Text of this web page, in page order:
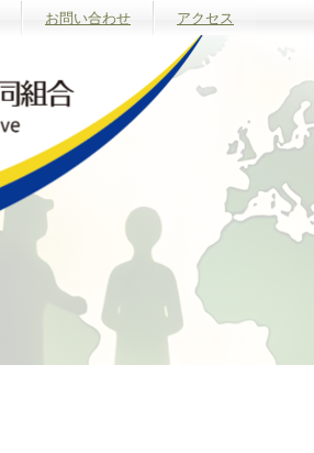
お問い合わせ アクセス